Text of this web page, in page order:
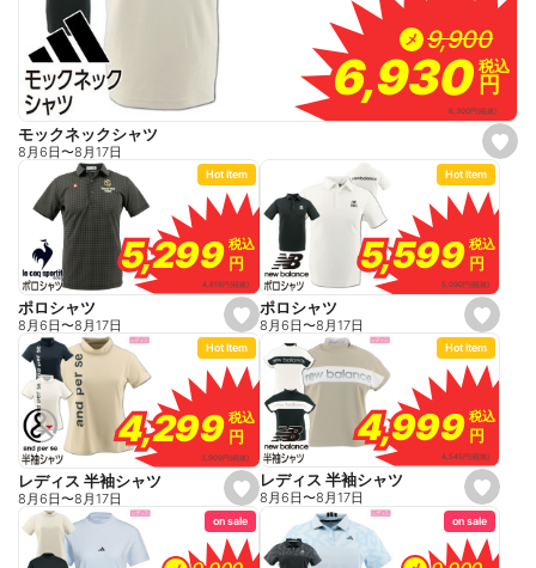
s
e
メ 9,900
9,900
6,930
6,930税込
税込
円
円
6,300円(税抜)
モックネックシャツ
8月6日〜8月17日
s
e
t
f
a
o
r
i
t
e
Hot Item
5,299
5,299税込
税込
円
円
4,818円(税抜)
ポロシャツ
8月6日〜8月17日
s
e
t
f
a
o
r
i
t
e
Hot Item
5,599
5,599 税込
税込
円
円
5,090円(税抜)
ポロシャツ
8月6日〜8月17日
s
e
t
f
a
Hot Item
4,299
4,299税込
税込
円
円
3,909円(税抜)
レディス 半袖シャツ
8月6日〜8月17日
s
e
t
f
a
Hot Item
4,999
4,999 税込
税込
円
円
4,545円(税抜)
レディス 半袖シャツ
8月6日〜8月17日
on sale on sale